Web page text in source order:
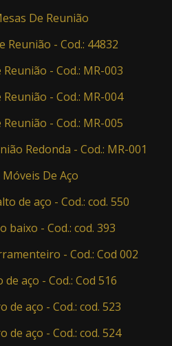
De Reunião
Reunião - Cod.: 44832
Reunião - Cod.: MR-003
Reunião - Cod.: MR-004
Reunião - Cod.: MR-005
Redonda - Cod.: MR-001
Móveis De Aço
de aço - Cod.: cod. 550
baixo - Cod.: cod. 393
- Cod.: Cod 002
de aço - Cod.: Cod 516
de aço - Cod.: cod. 523
de aço - Cod.: cod. 524